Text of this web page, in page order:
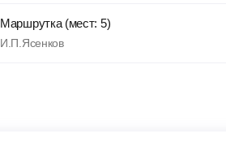
Маршрутка (мест: 5)
И.П.Ясенков